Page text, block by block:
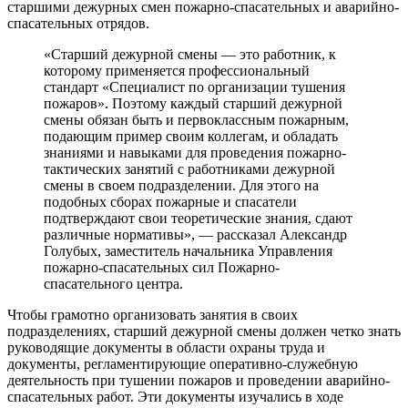
старшими дежурных смен пожарно-спасательных и аварийно-
спасательных отрядов.
«Старший дежурной смены — это работник, к
которому применяется профессиональный
стандарт «Специалист по организации тушения
пожаров». Поэтому каждый старший дежурной
смены обязан быть и первоклассным пожарным,
подающим пример своим коллегам, и обладать
знаниями и навыками для проведения пожарно-
тактических занятий с работниками дежурной
смены в своем подразделении. Для этого на
подобных сборах пожарные и спасатели
подтверждают свои теоретические знания, сдают
различные нормативы», — рассказал Александр
Голубых, заместитель начальника Управления
пожарно-спасательных сил Пожарно-
спасательного центра.
Чтобы грамотно организовать занятия в своих
подразделениях, старший дежурной смены должен четко знать
руководящие документы в области охраны труда и
документы, регламентирующие оперативно-служебную
деятельность при тушении пожаров и проведении аварийно-
спасательных работ. Эти документы изучались в ходе